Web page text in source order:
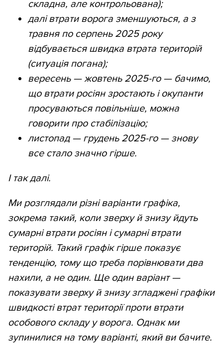
складна, але контрольована);
далі втрати ворога зменшуються, а з
травня по серпень 2025 року
відбувається швидка втрата територій
(ситуація погана);
вересень — жовтень 2025-го — бачимо,
що втрати росіян зростають і окупанти
просуваються повільніше, можна
говорити про стабілізацію;
листопад — грудень 2025-го — знову
все стало значно гірше.
І так далі.
Ми розглядали різні варіанти графіка,
зокрема такий, коли зверху й знизу йдуть
сумарні втрати росіян і сумарні втрати
територій. Такий графік гірше показує
тенденцію, тому що треба порівнювати два
нахили, а не один. Ще один варіант —
показувати зверху й знизу згладжені графіки
швидкості втрат території проти втрати
особового складу у ворога. Однак ми
зупинилися на тому варіанті, який ви бачите.